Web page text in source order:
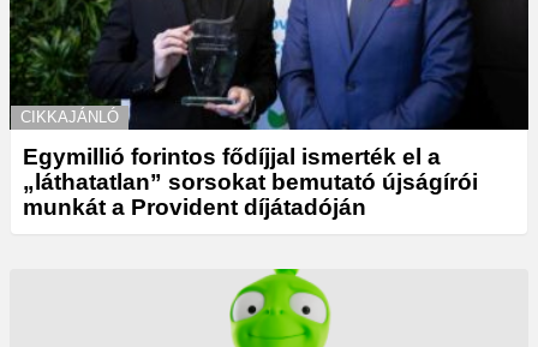
CIKKAJÁNLÓ
Egymillió forintos fődíjjal ismerték el a
„láthatatlan” sorsokat bemutató újságírói
munkát a Provident díjátadóján